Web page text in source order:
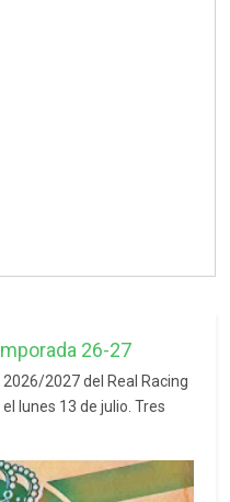
26-27
2027 del Real Racing
lunes 13 de julio. Tres